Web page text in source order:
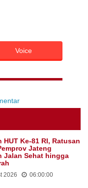
Voice
HUT Ke-81 RI, Ratusan
Jateng
Jalan Sehat hingga
2026 06:00:00